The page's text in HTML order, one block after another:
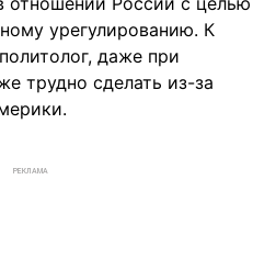
урегулированию. К
даже при
трудно сделать из-за
РЕКЛАМА